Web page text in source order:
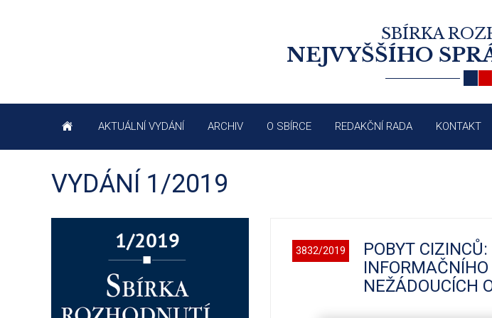
SBÍRKA
NEJVYŠŠÍHO
AKTUÁLNÍ VYDÁNÍ ARCHIV O SBÍRCE REDAKČNÍ RADA KONTAKT
VYDÁNÍ 1/2019
3832/2019
POBYT
NEŽÁDOUCÍCH